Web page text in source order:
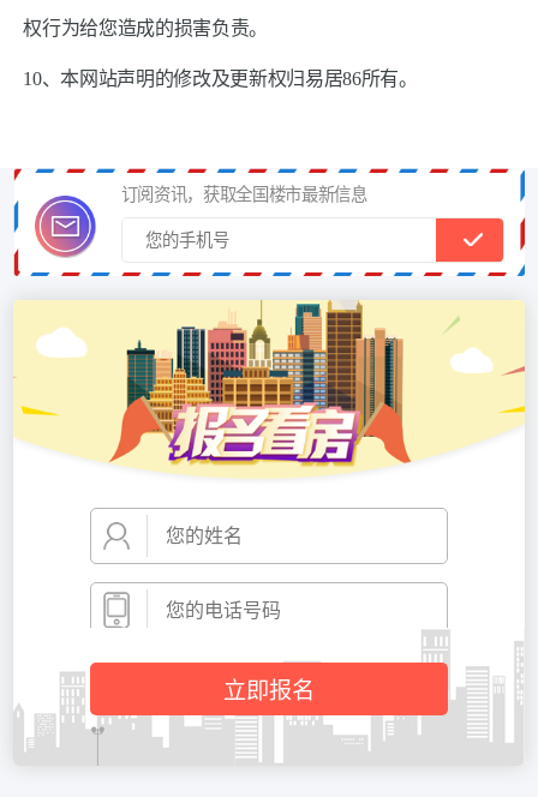
权行为给您造成的损害负责。
10、本网站声明的修改及更新权归易居86所有。
订阅资讯，获取全国楼市最新信息